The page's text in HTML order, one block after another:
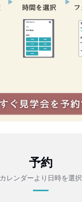
予約
カレンダーより日時を選択